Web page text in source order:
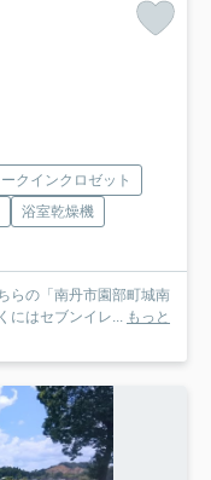
クインクロゼット
浴室乾燥機
らの「南丹市園部町城南
にはセブンイレ... もっと